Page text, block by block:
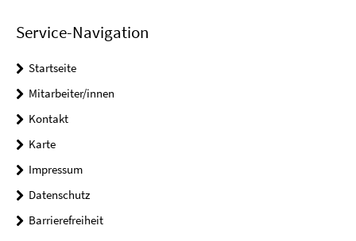
Service-Navigation
Startseite
Mitarbeiter/innen
Kontakt
Karte
Impressum
Datenschutz
Barrierefreiheit